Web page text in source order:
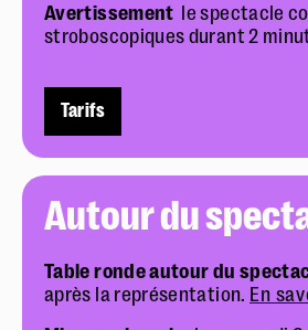
Avertissement le spectacle
stroboscopiques durant 2
Tarifs
Autour du
Table ronde autour du
après la représentation. En